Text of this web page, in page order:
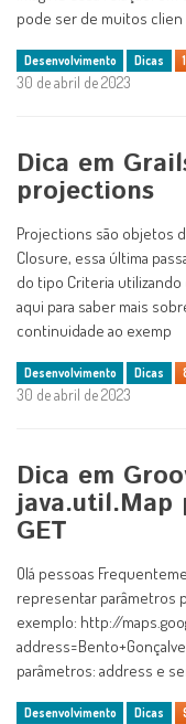
pode ser de muitos clien
Desenvolvimento Dicas
30 de abril de 2023
Dica em
projections
Projections são objetos
Closure, essa última
do tipo Criteria
aqui para saber mais
continuidade ao exemp
Desenvolvimento Dicas
30 de abril de 2023
Dica em
java.util.Map
GET
Olá pessoas
representar parâmetros
exemplo: http://
parâmetros: address e
Desenvolvimento Dicas